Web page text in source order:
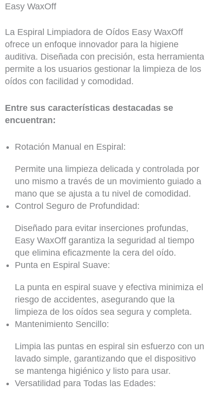
Easy WaxOff
La Espiral Limpiadora de Oídos Easy WaxOff
ofrece un enfoque innovador para la higiene
auditiva. Diseñada con precisión, esta herramienta
permite a los usuarios gestionar la limpieza de los
oídos con facilidad y comodidad.
Entre sus características destacadas se
encuentran:
Rotación Manual en Espiral:
Permite una limpieza delicada y controlada por
uno mismo a través de un movimiento guiado a
mano que se ajusta a tu nivel de comodidad.
Control Seguro de Profundidad:
Diseñado para evitar inserciones profundas,
Easy WaxOff garantiza la seguridad al tiempo
que elimina eficazmente la cera del oído.
Punta en Espiral Suave:
La punta en espiral suave y efectiva minimiza el
riesgo de accidentes, asegurando que la
limpieza de los oídos sea segura y completa.
Mantenimiento Sencillo:
Limpia las puntas en espiral sin esfuerzo con un
lavado simple, garantizando que el dispositivo
se mantenga higiénico y listo para usar.
Versatilidad para Todas las Edades: